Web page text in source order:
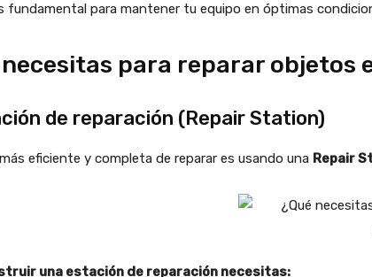
fundamental para mantener tu equipo en óptimas
necesitas para reparar objetos
de reparación (Repair Station)
eficiente y completa de reparar es usando una Repair
una estación de reparación necesitas: